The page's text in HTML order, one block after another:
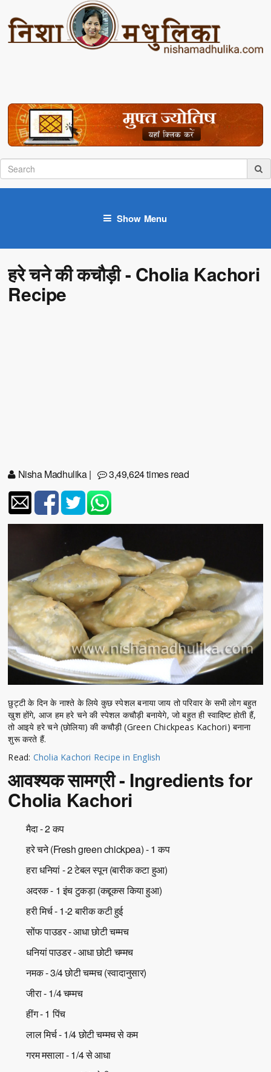
Show Menu
हरे चने की कचौड़ी - Cholia Kachori
Recipe
Nisha Madhulika| 3,49,624 times read
छुट्टी के दिन के नाश्ते के लिये कुछ स्पेशल बनाया जाय तो परिवार के सभी लोग बहुत
खुश होंगे, आज हम हरे चने की स्पेशल कचौड़ी बनायेगे, जो बहुत ही स्वादिष्ट होती हैं,
तो आइये हरे चने (छोलिया) की कचौड़ी (Green Chickpeas Kachori) बनाना
शुरू करते हैं.
Read: Cholia Kachori Recipe in English
आवश्यक सामग्री - Ingredients for
Cholia Kachori
मैदा - 2 कप
हरे चने (Fresh green chickpea) - 1 कप
हरा धनियां - 2 टेबल स्पून (बारीक कटा हुआ)
अदरक - 1 इंच टुकड़ा (कद्दूकस किया हुआ)
हरी मिर्च - 1-2 बारीक कटी हुई
सोंफ पाउडर - आधा छोटी चम्मच
धनियां पाउडर - आधा छोटी चम्मच
नमक - 3/4 छोटी चम्मच (स्वादानुसार)
जीरा - 1/4 चम्मच
हींग - 1 पिंच
लाल मिर्च - 1/4 छोटी चम्मच से कम
गरम मसाला - 1/4 से आधा